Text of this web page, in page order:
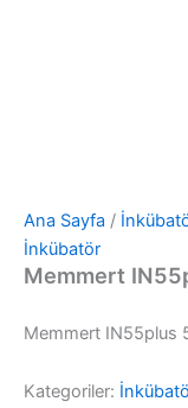
Ana Sayfa /
İnkübatör
Memmert
Memmert IN55plus
Kategoriler: